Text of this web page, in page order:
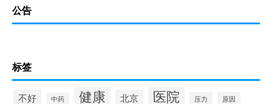
公告
标签
不好 中药 健康 北京 医院 压力 原因